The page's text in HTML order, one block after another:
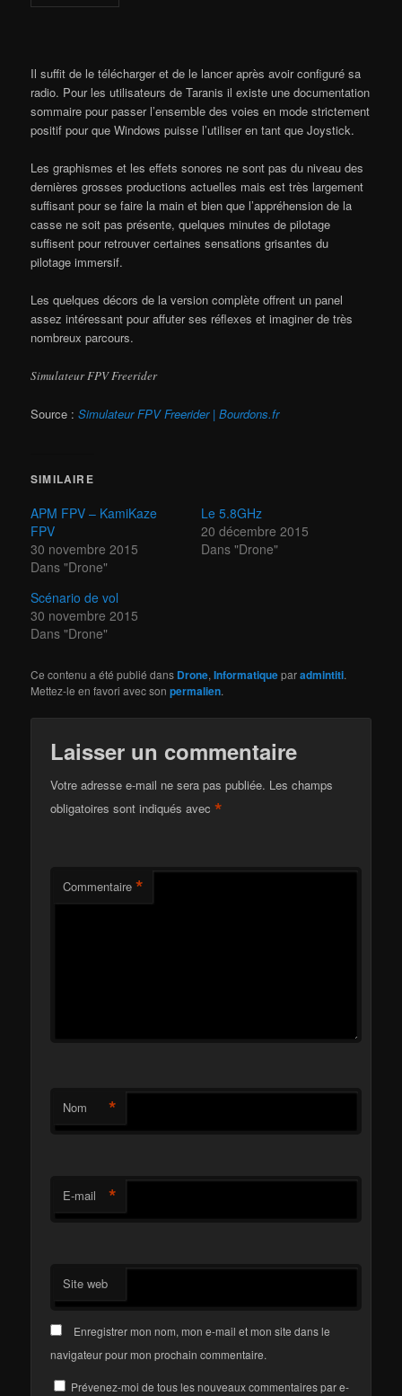
Il suffit de le télécharger et de le lancer après avoir configuré sa
radio. Pour les utilisateurs de Taranis il existe une documentation
sommaire pour passer l’ensemble des voies en mode strictement
positif pour que Windows puisse l’utiliser en tant que Joystick.
Les graphismes et les effets sonores ne sont pas du niveau des
dernières grosses productions actuelles mais est très largement
suffisant pour se faire la main et bien que l’appréhension de la
casse ne soit pas présente, quelques minutes de pilotage
suffisent pour retrouver certaines sensations grisantes du
pilotage immersif.
Les quelques décors de la version complète offrent un panel
assez intéressant pour affuter ses réflexes et imaginer de très
nombreux parcours.
Simulateur FPV Freerider
Source :Simulateur FPV Freerider | Bourdons.fr
SIMILAIRE
APM FPV – KamiKaze
FPV
30 novembre 2015
Dans "Drone"
Le 5.8GHz
20 décembre 2015
Dans "Drone"
Scénario de vol
30 novembre 2015
Dans "Drone"
Ce contenu a été publié dans Drone,Informatiqueparadmintiti.
Mettez-le en favori avec sonpermalien.
Laisser un commentaire
Votre adresse e-mail ne sera pas publiée. Les champs
obligatoires sont indiqués avec*
Commentaire *
Nom *
E-mail *
Site web
Enregistrer mon nom, mon e-mail et mon site dans le
navigateur pour mon prochain commentaire.
Prévenez-moi de tous les nouveaux commentaires par e-